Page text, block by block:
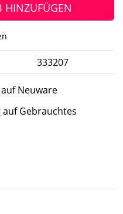
HINZUFÜGEN
333207
Neuware
auf Gebrauchtes